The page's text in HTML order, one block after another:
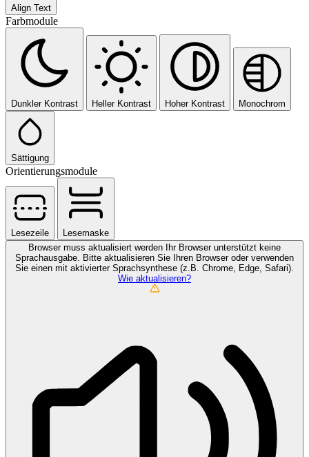
Align Text
Farbmodule
Dunkler Kontrast Heller Kontrast Hoher Kontrast Monochrom
Sättigung
Orientierungsmodule
Lesezeile
Lesemaske
Browser muss aktualisiert werden
Ihr Browser unterstützt keine
Sprachausgabe. Bitte aktualisieren Sie Ihren Browser oder verwenden
Sie einen mit aktivierter Sprachsynthese (z.B. Chrome, Edge, Safari).
Wie aktualisieren?